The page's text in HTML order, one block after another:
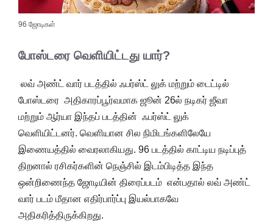
96 ஜோடிகள்
போஸ்டரை வெளியிட்டது யார்?
லவ் அண்ட் வார் படத்தில் ஃபர்ஸ்ட் லுக் மற்றும் டைட்டில்
போஸ்டரை அதிகாரப்பூர்வமாக ஜூன் 26ல் நடிகர் ஜீவா
மற்றும் ஆர்யா இந்தப் படத்தின் ஃபர்ஸ்ட் லுக்
வெளியிட்டனர். வெளியான சில நிமிடங்களிலேயே
இணையத்தில் வைரலாகியது. 96 படத்தில் காட்டிய நடிப்புத்
திறனால் ரசிகர்களின் நெஞ்சில் இடம்பிடித்த இந்த
ஒன்றிணைந்த ஜோடியின் திரைப்படம் என்பதால் லவ் அண்ட்
வார் படம் மீதான எதிர்பார்ப்பு இயல்பாகவே
அதிகரித்திருக்கிறது.